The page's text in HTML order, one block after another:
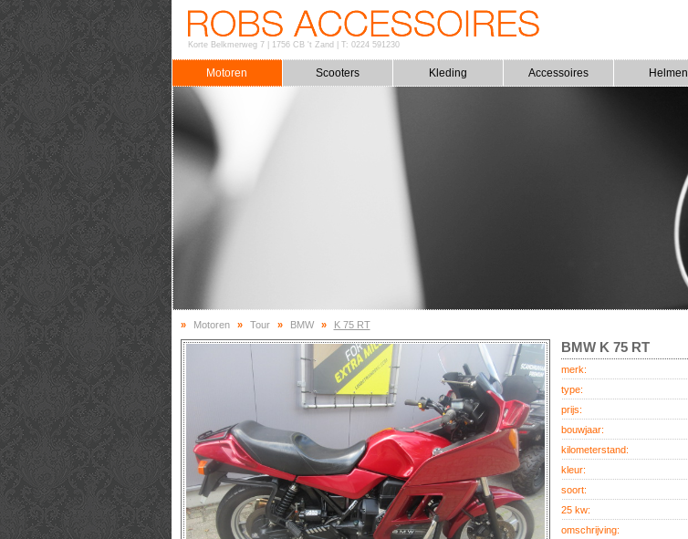
Korte Belkmerweg 7| 1756 CB 't Zand T: 0224 591230
Motoren Scooters Kleding Accessoires Helmen
» Motoren » Tour » BMW » K 75 RT
BMW K 75 RT
merk:
type:
prijs:
bouwjaar:
kilometerstand:
kleur:
soort:
25 kw:
omschrijving: